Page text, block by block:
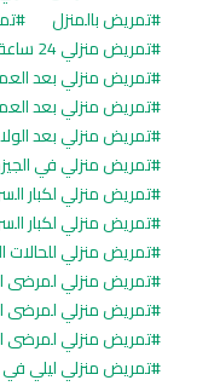
تمريض بالمنزل
تمريض منزلي 24 ساعة
تمريض منزلي بعد
تمريض منزلي بعد
تمريض منزلي بعد
تمريض منزلي في
تمريض منزلي لكبار
تمريض منزلي لكبار
تمريض منزلي للحالات
تمريض منزلي لمرضى
تمريض منزلي لمرضى
تمريض منزلي لمرضى
تمريض منزلي ليلي في